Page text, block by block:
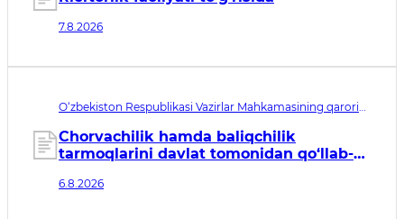
7.8.2026
O‘zbekiston Respublikasi Vazirlar Mahkamasining qarori
sanasi 07.08.2026
Chorvachilik hamda baliqchilik
tarmoqlarini davlat tomonidan qo‘llab-
tadbirlari to‘g‘risida
6.8.2026